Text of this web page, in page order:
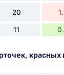
20
11
красных